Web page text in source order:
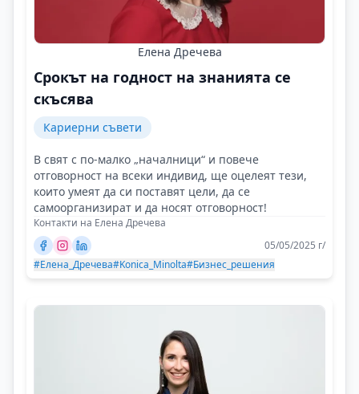
Елена Дречева
Срокът на годност на знанията се
скъсява
Кариерни съвети
В свят с по-малко „началници“ и повече
отговорност на всеки индивид, ще оцелеят тези,
които умеят да си поставят цели, да се
самоорганизират и да носят отговорност!
Контакти на Елена Дречева
05/05/2025 г/
#Елена_Дречева#Konica_Minolta#Бизнес_решения